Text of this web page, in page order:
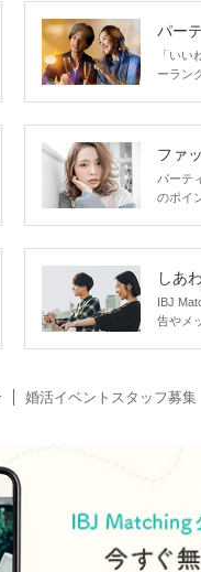
パー
「い
ーラン
ファ
パーテ
のポイ
しあ
IBJ
告やメ
婚活イベントスタッフ募集